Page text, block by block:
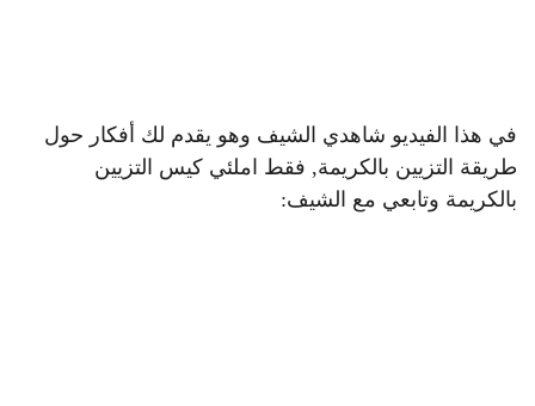
في هذا الفيديو شاهدي الشيف وهو يقدم لك أفكار حول
طريقة التزيين بالكريمة, فقط املئي كيس التزيين
بالكريمة وتابعي مع الشيف: